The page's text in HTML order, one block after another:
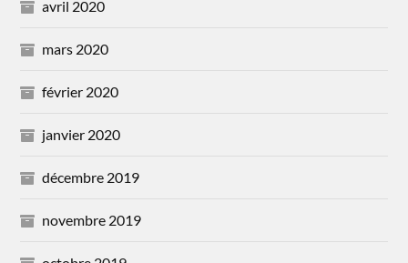
avril 2020
mars 2020
février 2020
janvier 2020
décembre 2019
novembre 2019